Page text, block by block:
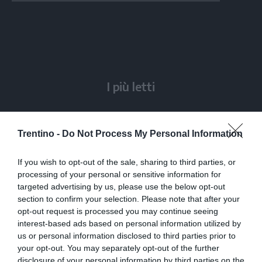
Trentino - Do Not Process My Personal Information
If you wish to opt-out of the sale, sharing to third parties, or
processing of your personal or sensitive information for
targeted advertising by us, please use the below opt-out
section to confirm your selection. Please note that after your
opt-out request is processed you may continue seeing
interest-based ads based on personal information utilized by
us or personal information disclosed to third parties prior to
your opt-out. You may separately opt-out of the further
su su
I più letti
Escursione tragica in val di Non, Cles
piange “Gianni” Flaim
Orsi, un chilometro in 15 minuti: «Le
mappe degli avvistamenti possono
ingannare»
Molina di Ledro, Roberto Zendri: una
vita fra zootecnia e impegno sociale
Schianto in Tirolo, è fuori pericolo il